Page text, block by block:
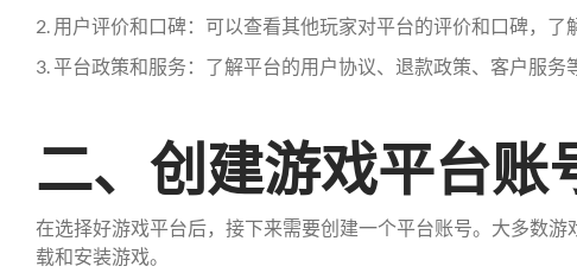
2. 用户评价和口碑：可以查看其他玩家对平台的评价和口碑，了
3. 平台政策和服务：了解平台的用户协议、退款政策、客户服务
二、创建游戏平台账
在选择好游戏平台后，接下来需要创建一个平台账号。大多数
载和安装游戏。